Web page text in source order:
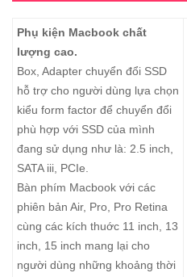
Phụ kiện Macbook chất
lượng cao.
Box, Adapter chuyển đổi SSD
hỗ trợ cho người dùng lựa chọn
kiểu form factor để chuyển đổi
phù hợp với SSD của mình
đang sử dụng như là: 2.5 inch,
SATA iii, PCIe.
Bàn phím Macbook với các
phiên bản Air, Pro, Pro Retina
cùng các kích thuớc 11 inch, 13
inch, 15 inch mang lại cho
người dùng những khoảng thời